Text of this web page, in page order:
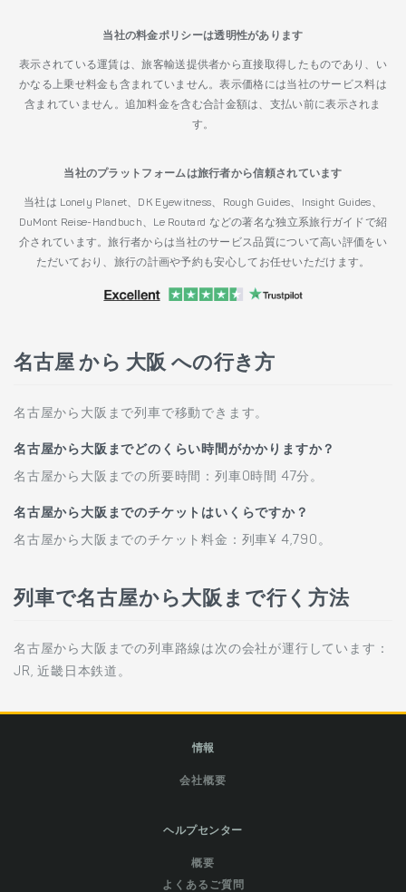
当社の料金ポリシーは透明性があります
表示されている運賃は、旅客輸送提供者から直接取得したものであり、い
かなる上乗せ料金も含まれていません。表示価格には当社のサービス料は
含まれていません。追加料金を含む合計金額は、支払い前に表示されま
す。
当社のプラットフォームは旅行者から信頼されています
当社は Lonely Planet、DK Eyewitness、Rough Guides、Insight Guides、
DuMont Reise-Handbuch、Le Routard などの著名な独立系旅行ガイドで紹
介されています。旅行者からは当社のサービス品質について高い評価をい
ただいており、旅行の計画や予約も安心してお任せいただけます。
名古屋 から 大阪 への行き方
名古屋から大阪まで列車で移動できます。
名古屋から大阪までどのくらい時間がかかりますか？
名古屋から大阪までの所要時間：列車0時間 47分。
名古屋から大阪までのチケットはいくらですか？
名古屋から大阪までのチケット料金：列車¥ 4,790。
列車で名古屋から大阪まで行く方法
名古屋から大阪までの列車路線は次の会社が運行しています：
JR, 近畿日本鉄道。
情報
会社概要
ヘルプセンター
概要
よくあるご質問